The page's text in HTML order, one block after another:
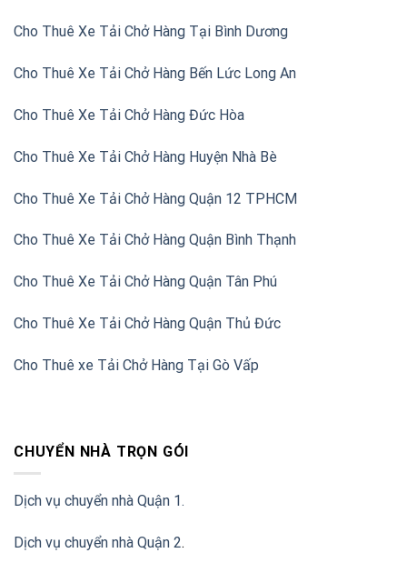
Cho Thuê Xe Tải Chở Hàng Tại Bình Dương
Cho Thuê Xe Tải Chở Hàng Bến Lức Long An
Cho Thuê Xe Tải Chở Hàng Đức Hòa
Cho Thuê Xe Tải Chở Hàng Huyện Nhà Bè
Cho Thuê Xe Tải Chở Hàng Quận 12 TPHCM
Cho Thuê Xe Tải Chở Hàng Quận Bình Thạnh
Cho Thuê Xe Tải Chở Hàng Quận Tân Phú
Cho Thuê Xe Tải Chở Hàng Quận Thủ Đức
Cho Thuê xe Tải Chở Hàng Tại Gò Vấp
CHUYỂN NHÀ TRỌN GÓI
Dịch vụ chuyển nhà Quận 1.
Dịch vụ chuyển nhà Quận 2.